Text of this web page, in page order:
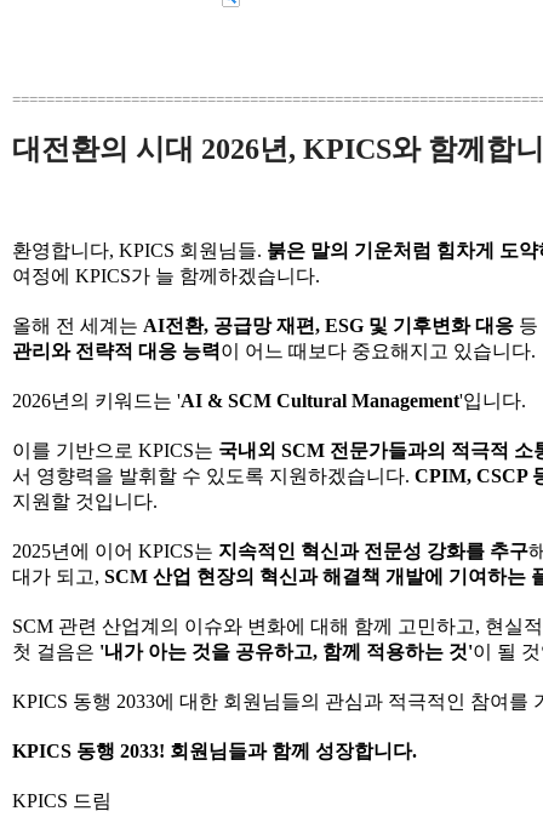
대전환의 시대 2026년, KPICS와 함께합
환영합니다, KPICS 회원님들. 붉은 말의 기운처럼 힘차게 도약
여정에 KPICS가 늘 함께하겠습니다.
올해 전 세계는 AI전환, 공급망 재편, ESG 및 기후변화 대응 등
관리와 전략적 대응 능력이 어느 때보다 중요해지고 있습니다.
2026년의 키워드는 'AI & SCM Cultural Management'입니다.
이를 기반으로 KPICS는 국내외 SCM 전문가들과의 적극적 소
서 영향력을 발휘할 수 있도록 지원하겠습니다. CPIM, CSCP
지원할 것입니다.
2025년에 이어 KPICS는 지속적인 혁신과 전문성 강화를 추구
대가 되고, SCM 산업 현장의 혁신과 해결책 개발에 기여하는
SCM 관련 산업계의 이슈와 변화에 대해 함께 고민하고, 현실
첫 걸음은 '내가 아는 것을 공유하고, 함께 적용하는 것'이 될
KPICS 동행 2033에 대한 회원님들의 관심과 적극적인 참여
KPICS 동행 2033! 회원님들과 함께 성장합니다.
KPICS 드림